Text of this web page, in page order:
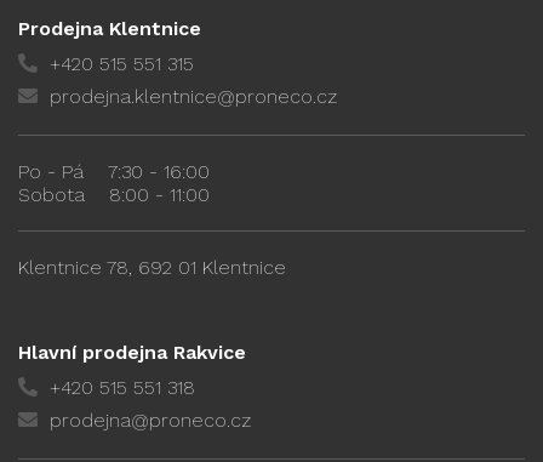
Prodejna Klentnice
+420 515 551 315
prodejna.klentnice@proneco.cz
Po - Pá
7:30 - 16:00
Sobota
8:00 - 11:00
Klentnice 78, 692 01 Klentnice
Hlavní prodejna Rakvice
+420 515 551 318
prodejna@proneco.cz